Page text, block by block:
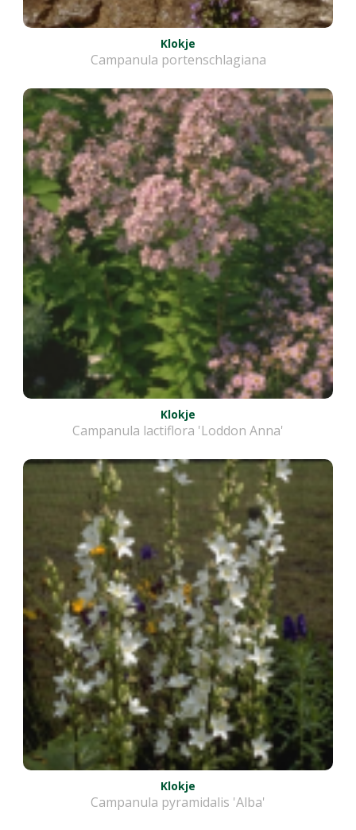
Klokje
Campanula portenschlagiana
Klokje
Campanula lactiflora 'Loddon Anna'
Klokje
Campanula pyramidalis 'Alba'